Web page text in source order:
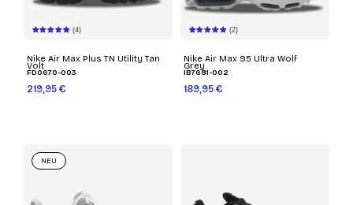
(4)
Nike Air Max Plus TN Utility Tan
Volt
FD0670-003
219,95 €
(2)
Nike Air Max 95 Ultra Wolf
Grey
IB7681-002
189,95 €
NEU